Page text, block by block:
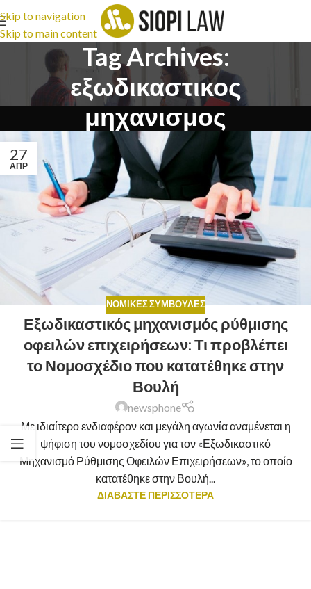
Skip to navigation
Skip to main content
Tag Archives:
εξωδικαστικος
μηχανισμος
27
ΑΠΡ
ΝΟΜΙΚΈΣ ΣΥΜΒΟΥΛΈΣ
Εξωδικαστικός μηχανισμός ρύθμισης
οφειλών επιχειρήσεων: Τι προβλέπει
το Νομοσχέδιο που κατατέθηκε στην
Βουλή
newsphone
Με ιδιαίτερο ενδιαφέρον και μεγάλη αγωνία αναμένεται η
ψήφιση του νομοσχεδίου για τον «Εξωδικαστικό
Μηχανισμό Ρύθμισης Οφειλών Επιχειρήσεων», το οποίο
κατατέθηκε στην Βουλή...
ΔΙΑΒΑΣΤΕ ΠΕΡΙΣΣΟΤΕΡΑ